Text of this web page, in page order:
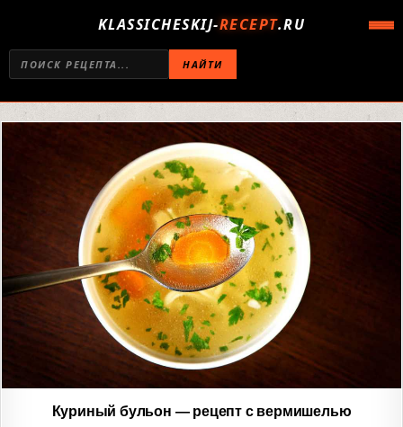
KLASSICHESKIJ-RECEPT.RU
НАЙТИ
Куриный бульон — рецепт с вермишелью